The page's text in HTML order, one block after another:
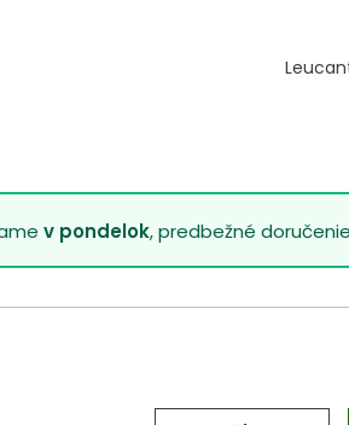
v pondelok, predbežné doručenie